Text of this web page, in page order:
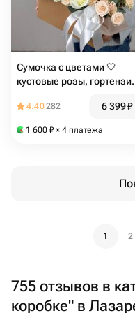
Сумочка с цветами 🤍
кустовые розы,
4.40282 6 399₽
1 600 ₽ × 4 платежа
1 2
755 отзывов в
коробке" в